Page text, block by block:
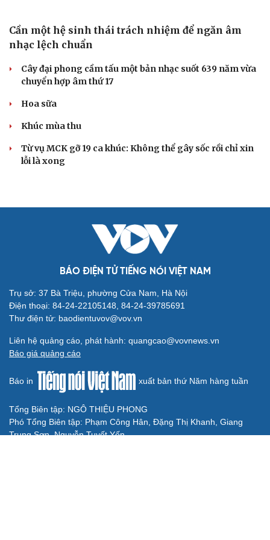
The Odyssey vượt 1 tỷ USD, Christopher Nolan tái lập kỳ
tích sau 14 năm
VĂN HỌC
Cuốn sách lý giải vì sao nhiều người không thể
sức
Truyện ngắn: Khoảng lặng
Truyện ngắn "Trong đoàn quân"
Cần một hệ sinh thái trách nhiệm để ngăn âm
nhạc lệch chuẩn
chuyển hợp âm thứ 17
Hoa sữa
Khúc mùa thu
Từ vụ MCK gỡ 19 ca khúc: Không thể gây sốc rồi chỉ xin
lỗi là xong